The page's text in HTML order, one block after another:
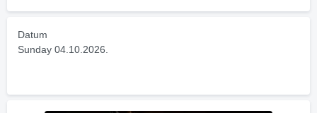
Datum
Sunday 04.10.2026.